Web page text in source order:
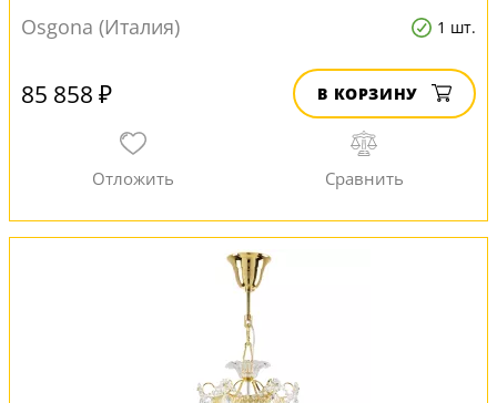
Osgona (Италия)
1 шт.
85 858 ₽ В КОРЗИНУ